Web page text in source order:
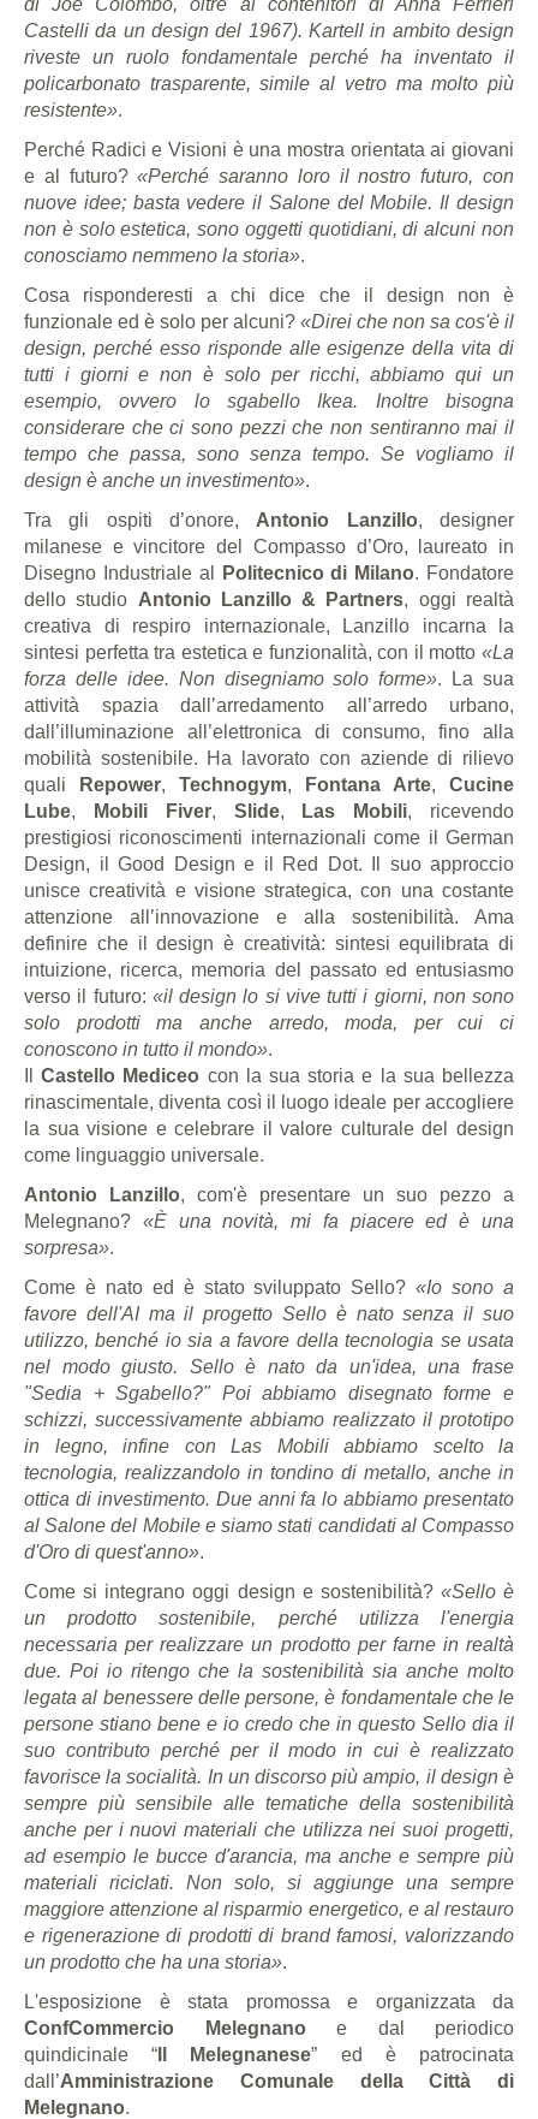
di Joe Colombo, oltre ai contenitori di Anna Ferrieri
Castelli da un design del 1967). Kartell in ambito design
riveste un ruolo fondamentale perché ha inventato il
policarbonato trasparente, simile al vetro ma molto più
resistente».
Perché Radici e Visioni è una mostra orientata ai giovani
e al futuro?«Perché saranno loro il nostro futuro, con
nuove idee; basta vedere il Salone del Mobile. Il design
non è solo estetica, sono oggetti quotidiani, di alcuni non
conosciamo nemmeno la storia».
Cosa risponderesti a chi dice che il design non è
funzionale ed è solo per alcuni? «Direi che non sa cos'è il
design, perché esso risponde alle esigenze della vita di
tutti i giorni e non è solo per ricchi, abbiamo qui un
esempio, ovvero lo sgabello Ikea. Inoltre bisogna
considerare che ci sono pezzi che non sentiranno mai il
tempo che passa, sono senza tempo. Se vogliamo il
design è anche un investimento».
Tra gli ospiti d’onore, Antonio Lanzillo, designer
milanese e vincitore del Compasso d’Oro, laureato in
Disegno Industriale al
Politecnico di Milano. Fondatore
dello studio Antonio Lanzillo & Partners, oggi realtà
creativa di respiro internazionale, Lanzillo incarna la
sintesi perfetta tra estetica e funzionalità, con il motto «La
forza delle idee. Non disegniamo solo forme». La sua
attività spazia dall’arredamento all’arredo urbano,
dall’illuminazione all’elettronica di consumo, fino alla
mobilità sostenibile. Ha lavorato con aziende di rilievo
quali
Repower, Technogym, Fontana Arte, Cucine
Lube, Mobili Fiver, Slide, Las Mobili, ricevendo
prestigiosi riconoscimenti internazionali come il German
Design, il Good Design e il Red Dot. Il suo approccio
unisce creatività e visione strategica, con una costante
attenzione all’innovazione e alla sostenibilità. Ama
definire che il design è creatività: sintesi equilibrata di
intuizione, ricerca, memoria del passato ed entusiasmo
verso il futuro: «il design lo si vive tutti i giorni, non sono
solo prodotti ma anche arredo, moda, per cui ci
conoscono in tutto il mondo».
IlCastello Mediceo con la sua storia e la sua bellezza
rinascimentale, diventa così il luogo ideale per accogliere
la sua visione e celebrare il valore culturale del design
come linguaggio universale.
Antonio Lanzillo, com'è presentare un suo pezzo a
Melegnano? «È una novità, mi fa piacere ed è una
sorpresa».
Come è nato ed è stato sviluppato Sello?«Io sono a
favore dell'AI ma il progetto Sello è nato senza il suo
utilizzo, benché io sia a favore della tecnologia se usata
nel modo giusto. Sello è nato da un'idea, una frase
"Sedia + Sgabello?" Poi abbiamo disegnato forme e
schizzi, successivamente abbiamo realizzato il prototipo
in legno, infine con Las Mobili abbiamo scelto la
tecnologia, realizzandolo in tondino di metallo, anche in
ottica di investimento. Due anni fa lo abbiamo presentato
al Salone del Mobile e siamo stati candidati al Compasso
d'Oro di quest'anno».
Come si integrano oggi design e sostenibilità? «Sello è
un prodotto sostenibile, perché utilizza l'energia
necessaria per realizzare un prodotto per farne in realtà
due. Poi io ritengo che la sostenibilità sia anche molto
legata al benessere delle persone, è fondamentale che le
persone stiano bene e io credo che in questo Sello dia il
suo contributo perché per il modo in cui è realizzato
favorisce la socialità. In un discorso più ampio, il design è
sempre più sensibile alle tematiche della sostenibilità
anche per i nuovi materiali che utilizza nei suoi progetti,
ad esempio le bucce d'arancia, ma anche e sempre più
materiali riciclati. Non solo, si aggiunge una sempre
maggiore attenzione al risparmio energetico, e al restauro
e rigenerazione di prodotti di brand famosi, valorizzando
un prodotto che ha una storia».
L'esposizione è stata promossa e organizzata da
ConfCommercio Melegnanoe dal periodico
quindicinale “ Il Melegnanese” ed è patrocinata
dall’Amministrazione Comunale della Città di
Melegnano.